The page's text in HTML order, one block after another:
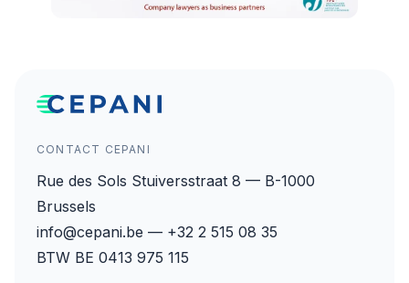
CONTACT CEPANI
Rue des Sols Stuiversstraat 8 — B-1000
Brussels
info@cepani.be — +32 2 515 08 35
BTW BE 0413 975 115